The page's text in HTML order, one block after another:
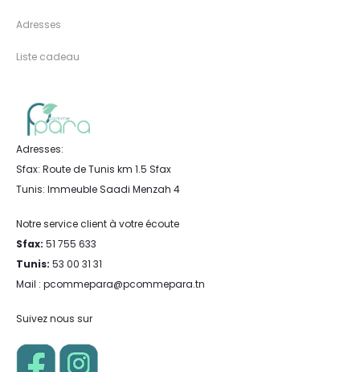
Adresses
Liste cadeau
Adresses:
Sfax: Route de Tunis km 1.5 Sfax
Tunis: Immeuble Saadi Menzah 4
Notre service client à votre écoute
Sfax: 51 755 633
Tunis: 53 00 31 31
Mail : pcommepara@pcommepara.tn
Suivez nous sur